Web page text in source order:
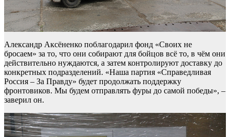
Александр Аксёненко поблагодарил фонд «Своих не
бросаем» за то, что они собирают для бойцов всё то, в чём они
действительно нуждаются, а затем контролируют доставку до
конкретных подразделений. «Наша партия «Справедливая
Россия – За Правду» будет продолжать поддержку
фронтовиков. Мы будем отправлять фуры до самой победы», –
заверил он.